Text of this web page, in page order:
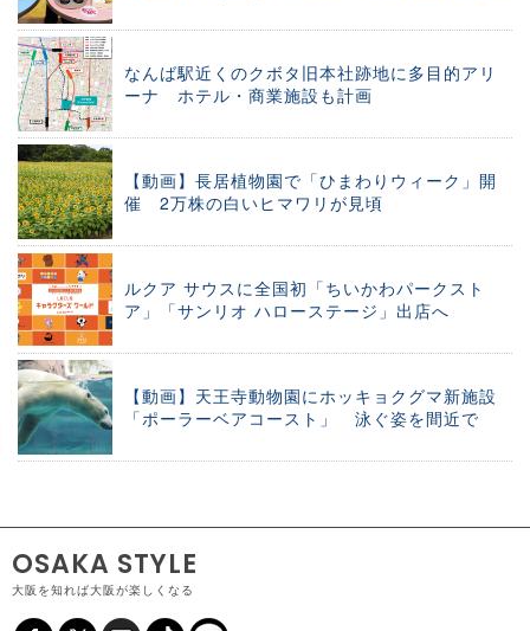
なんば駅近くのクボタ旧本社跡地に多目的アリ
ーナ ホテル・商業施設も計画
【動画】長居植物園で「ひまわりウィーク」開
催 2万株の白いヒマワリが見頃
ルクア サウスに全国初「ちいかわパークスト
ア」「サンリオ ハローステージ」出店へ
【動画】天王寺動物園にホッキョクグマ新施設
「ポーラーベアコースト」 泳ぐ姿を間近で
OSAKA STYLE
大阪を知れば大阪が楽しくなる